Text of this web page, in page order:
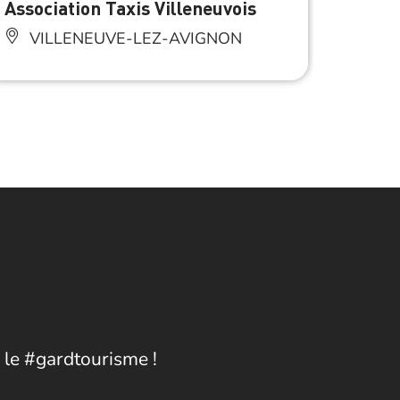
Association Taxis Villeneuvois
VILLENEUVE-LEZ-AVIGNON
#gardtourisme !